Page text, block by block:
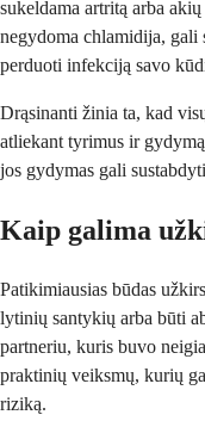
sukeldama artritą arba
negydoma chlamidija, gali
perduoti infekciją savo
Drąsinanti žinia ta, kad
atliekant tyrimus ir
jos gydymas gali
Kaip galima
Patikimiausias būdas
lytinių santykių arba būti
partneriu, kuris buvo
praktinių veiksmų, kurių
riziką.